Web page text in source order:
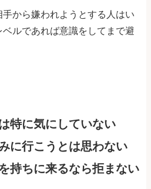
から嫌われようとする人はい
ルであれば意識をしてまで避
特に気にしていない
に行こうとは思わない
持ちに来るなら拒まない